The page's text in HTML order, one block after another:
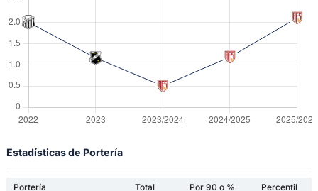
Estadísticas de Portería
Portería Total Por 90 o %
Percentil